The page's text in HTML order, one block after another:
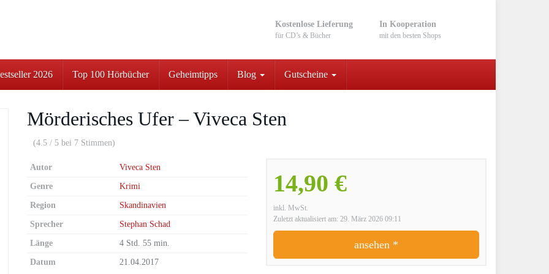
Kostenlose Lieferung
für CD’s & Bücher
In Kooperation
mit den besten Shops
2026 Top 100 Hörbücher Geheimtipps Blog Gutscheine
Mörderisches Ufer – Viveca Sten
(4.5 / 5 bei 7 Stimmen)
14,90 €
inkl. MwSt.
Zuletzt aktualisiert am: 29. März 2026 09:11
ansehen *
Autor Viveca Sten
Genre Krimi
Region Skandinavien
Sprecher Stephan Schad
Länge 4 Std. 55 min.
Datum 21.04.2017